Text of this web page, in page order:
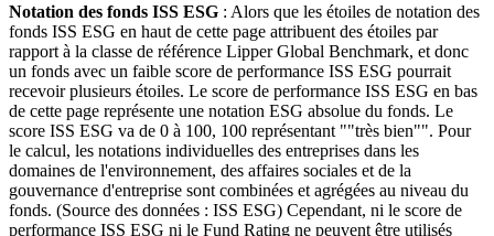
Notation des fonds ISS ESG : Alors que les étoiles de notation des
fonds ISS ESG en haut de cette page attribuent des étoiles par
rapport à la classe de référence Lipper Global Benchmark, et donc
un fonds avec un faible score de performance ISS ESG pourrait
recevoir plusieurs étoiles. Le score de performance ISS ESG en bas
de cette page représente une notation ESG absolue du fonds. Le
score ISS ESG va de 0 à 100, 100 représentant ""très bien"". Pour
le calcul, les notations individuelles des entreprises dans les
domaines de l'environnement, des affaires sociales et de la
gouvernance d'entreprise sont combinées et agrégées au niveau du
fonds. (Source des données : ISS ESG) Cependant, ni le score de
performance ISS ESG ni le Fund Rating ne peuvent être utilisés